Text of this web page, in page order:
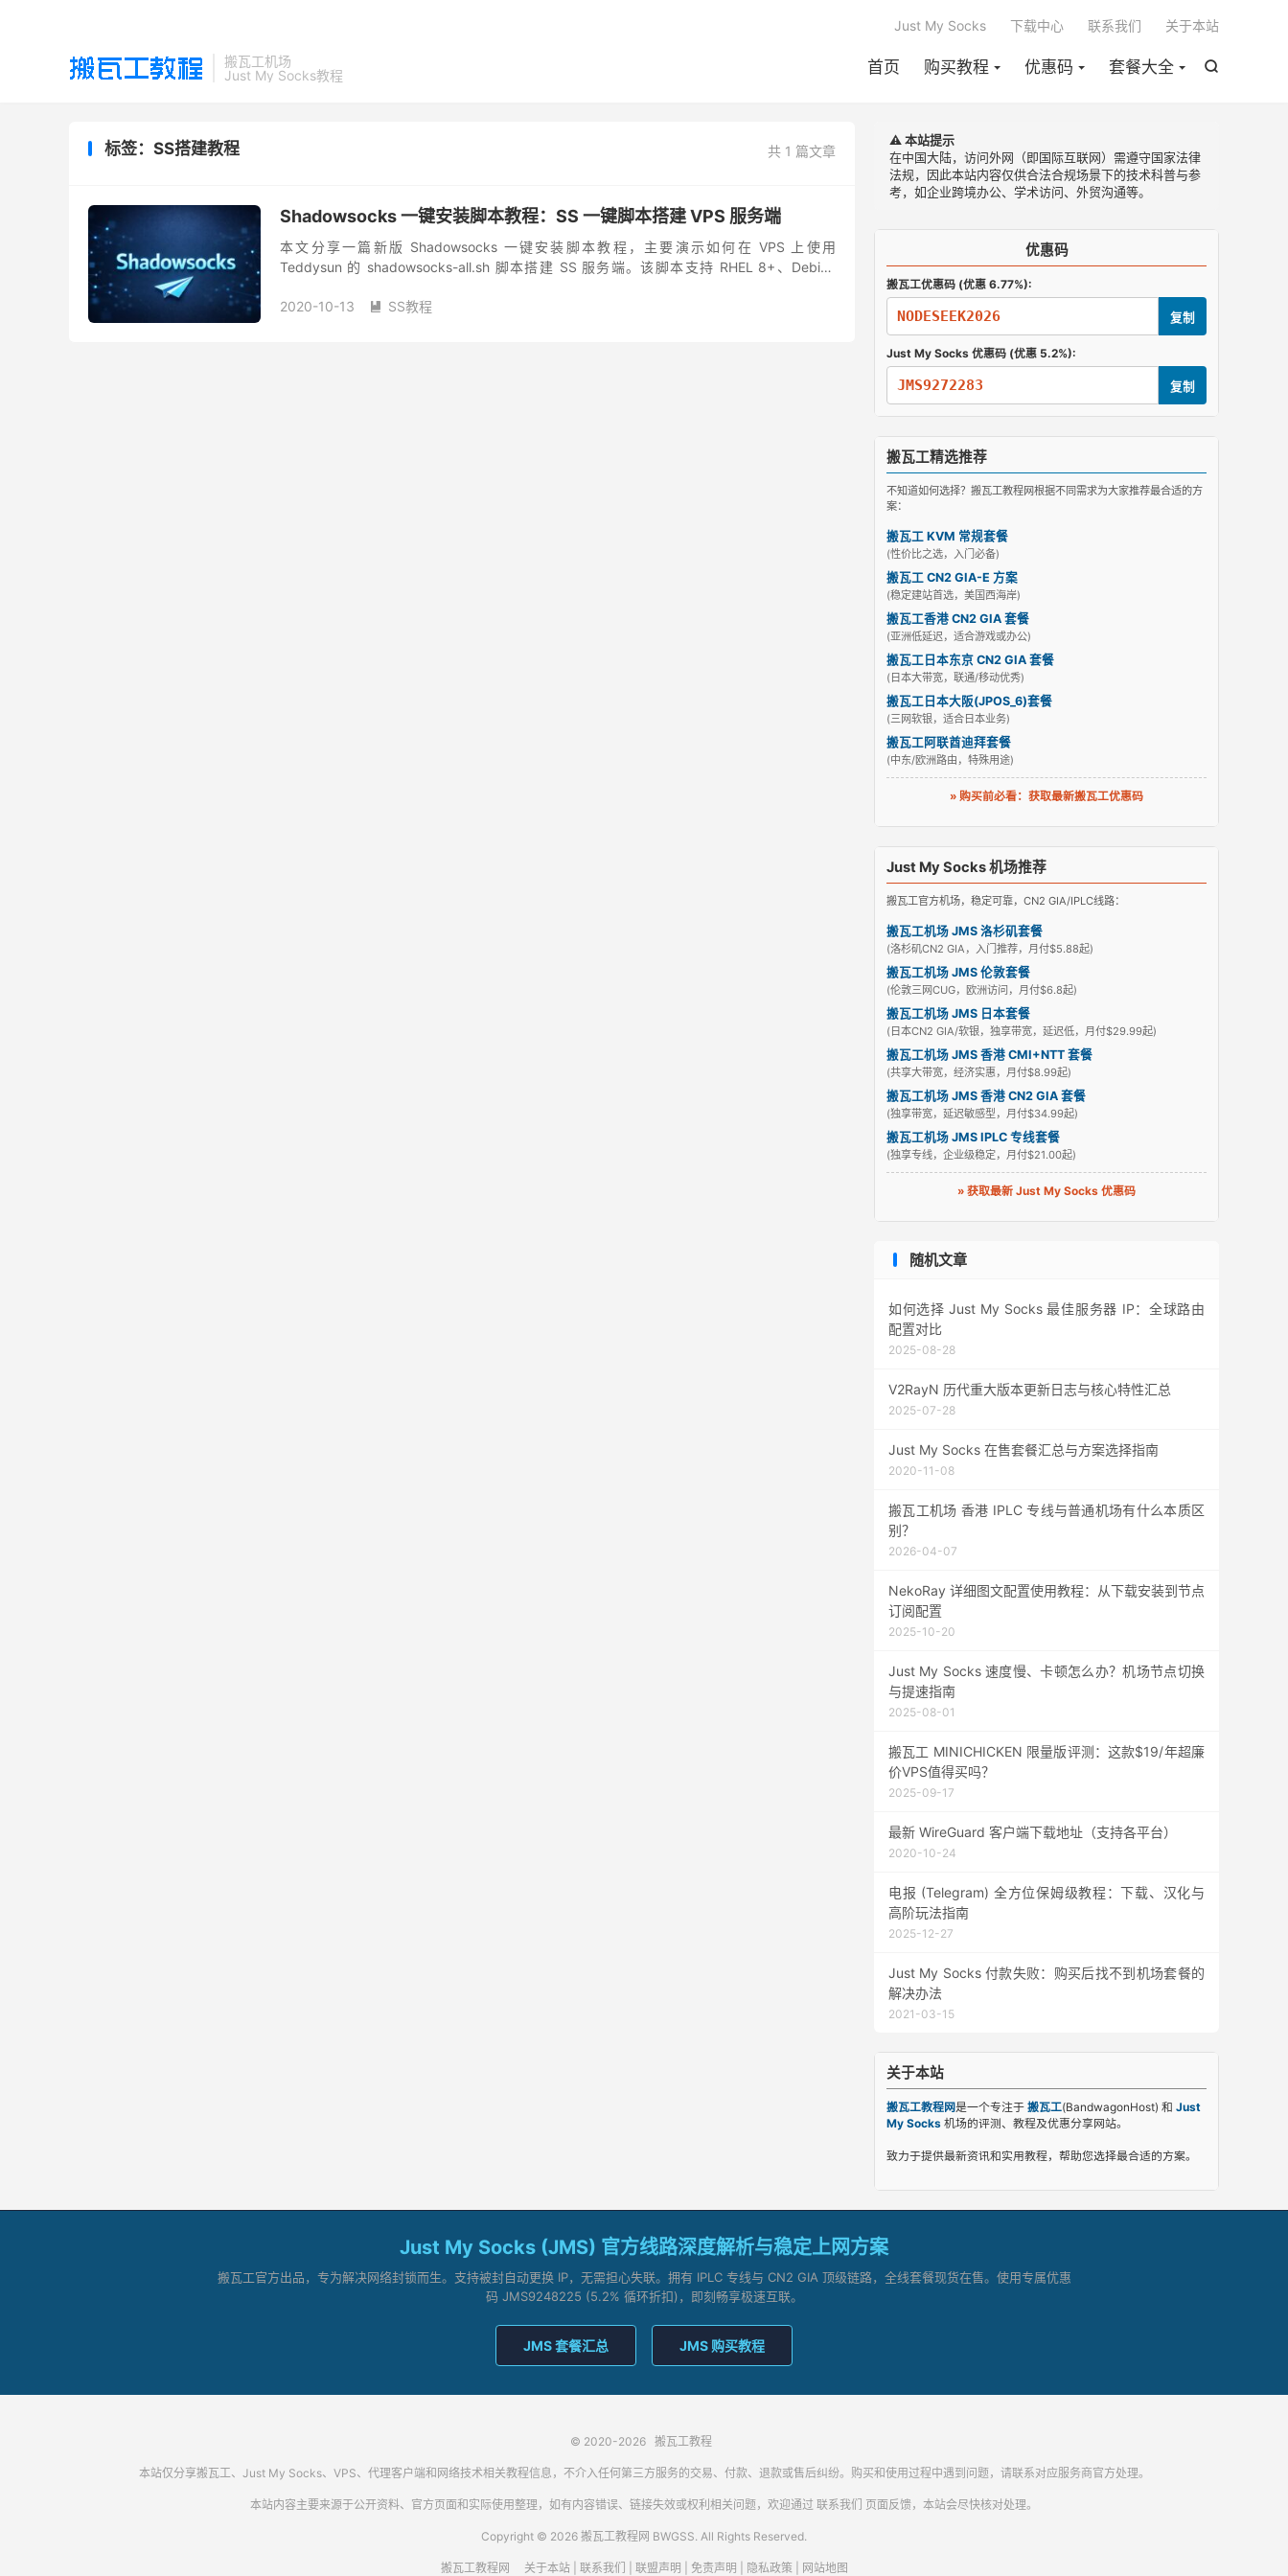
搬瓦工机场
Just My Socks教程

首页 购买教程 优惠码 套餐大全
Just My Socks 下载中心 联系我们 关于本站
共 1 篇文章
标签：SS搭建教程
Shadowsocks 一键安装脚本教程：SS 一键脚本搭建 VPS 服务端
本文分享一篇新版 Shadowsocks 一键安装脚本教程，主要演示如何在 VPS 上使用
Teddysun 的 shadowsocks-all.sh 脚本搭建 SS 服务端。该脚本支持 RHEL 8+、Debian
2020-10-13
 SS教程
⚠️ 本站提示
在中国大陆，访问外网（即国际互联网）需遵守国家法律
法规，因此本站内容仅供合法合规场景下的技术科普与参
考，如企业跨境办公、学术访问、外贸沟通等。
优惠码
搬瓦工优惠码 (优惠 6.77%):
NODESEEK2026 复制
Just My Socks 优惠码 (优惠 5.2%):
JMS9272283 复制
搬瓦工精选推荐
不知道如何选择？搬瓦工教程网根据不同需求为大家推荐最合适的方
案：
搬瓦工 KVM 常规套餐
(性价比之选，入门必备)
搬瓦工 CN2 GIA-E 方案
(稳定建站首选，美国西海岸)
搬瓦工香港 CN2 GIA 套餐
(亚洲低延迟，适合游戏或办公)
搬瓦工日本东京 CN2 GIA 套餐
(日本大带宽，联通/移动优秀)
搬瓦工日本大阪(JPOS_6)套餐
(三网软银，适合日本业务)
搬瓦工阿联酋迪拜套餐
(中东/欧洲路由，特殊用途)
» 购买前必看：获取最新搬瓦工优惠码
Just My Socks 机场推荐
搬瓦工官方机场，稳定可靠，CN2 GIA/IPLC线路：
搬瓦工机场 JMS 洛杉矶套餐
(洛杉矶CN2 GIA，入门推荐，月付$5.88起)
搬瓦工机场 JMS 伦敦套餐
(伦敦三网CUG，欧洲访问，月付$6.8起)
搬瓦工机场 JMS 日本套餐
(日本CN2 GIA/软银，独享带宽，延迟低，月付$29.99起)
搬瓦工机场 JMS 香港 CMI+NTT 套餐
(共享大带宽，经济实惠，月付$8.99起)
搬瓦工机场 JMS 香港 CN2 GIA 套餐
(独享带宽，延迟敏感型，月付$34.99起)
搬瓦工机场 JMS IPLC 专线套餐
(独享专线，企业级稳定，月付$21.00起)
» 获取最新 Just My Socks 优惠码
随机文章
如何选择 Just My Socks 最佳服务器 IP：全球路由
配置对比
2025-08-28
V2RayN 历代重大版本更新日志与核心特性汇总
2025-07-28
Just My Socks 在售套餐汇总与方案选择指南
2020-11-08
搬瓦工机场 香港 IPLC 专线与普通机场有什么本质区
别？
2026-04-07
NekoRay 详细图文配置使用教程：从下载安装到节点
订阅配置
2025-10-20
Just My Socks 速度慢、卡顿怎么办？机场节点切换
与提速指南
2025-08-01
搬瓦工 MINICHICKEN 限量版评测：这款$19/年超廉
价VPS值得买吗？
2025-09-17
最新 WireGuard 客户端下载地址（支持各平台）
2020-10-24
电报 (Telegram) 全方位保姆级教程：下载、汉化与
高阶玩法指南
2025-12-27
Just My Socks 付款失败：购买后找不到机场套餐的
解决办法
2021-03-15
关于本站
搬瓦工教程网是一个专注于 搬瓦工(BandwagonHost) 和 Just
My Socks 机场的评测、教程及优惠分享网站。
致力于提供最新资讯和实用教程，帮助您选择最合适的方案。
Just My Socks (JMS) 官方线路深度解析与稳定上网方案
搬瓦工官方出品，专为解决网络封锁而生。支持被封自动更换 IP，无需担心失联。拥有 IPLC 专线与 CN2 GIA 顶级链路，全线套餐现货在售。使用专属优惠
码 JMS9248225 (5.2% 循环折扣)，即刻畅享极速互联。
JMS 套餐汇总 JMS 购买教程
© 2020-2026 搬瓦工教程
本站仅分享搬瓦工、Just My Socks、VPS、代理客户端和网络技术相关教程信息，不介入任何第三方服务的交易、付款、退款或售后纠纷。购买和使用过程中遇到问题，请联系对应服务商官方处理。
本站内容主要来源于公开资料、官方页面和实际使用整理，如有内容错误、链接失效或权利相关问题，欢迎通过 联系我们 页面反馈，本站会尽快核对处理。
Copyright © 2026 搬瓦工教程网 BWGSS. All Rights Reserved.
搬瓦工教程网 关于本站| 联系我们 联盟声明 免责声明 隐私政策 网站地图